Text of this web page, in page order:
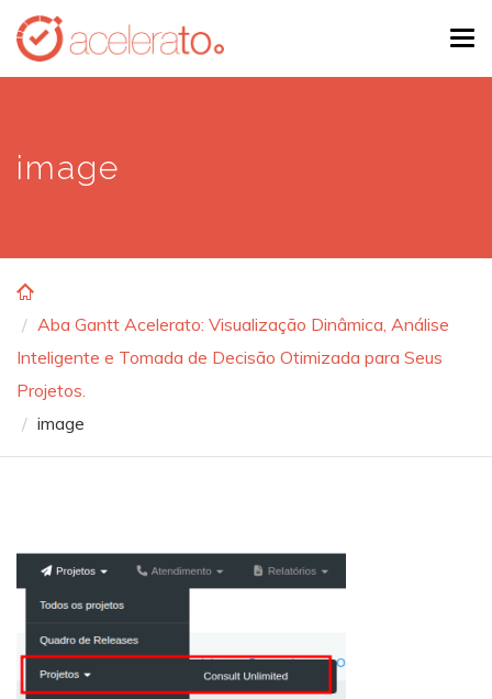
Skip
main
image
Aba Gantt Acelerato: Visualização Dinâmica, Análise
Inteligente e Tomada de Decisão Otimizada para Seus
Projetos.
image